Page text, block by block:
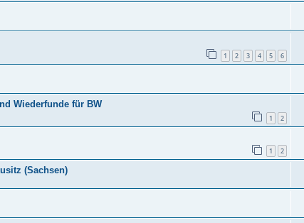
1 2 3 4 5 6
Wiederfunde für BW
1 2
1 2
(Sachsen)